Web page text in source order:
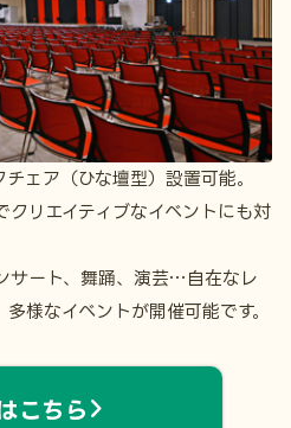
ェア（ひな壇型）設置可能。
リエイティブなイベントにも対
サート、舞踊、演芸…自在なレ
様なイベントが開催可能です。
こちら